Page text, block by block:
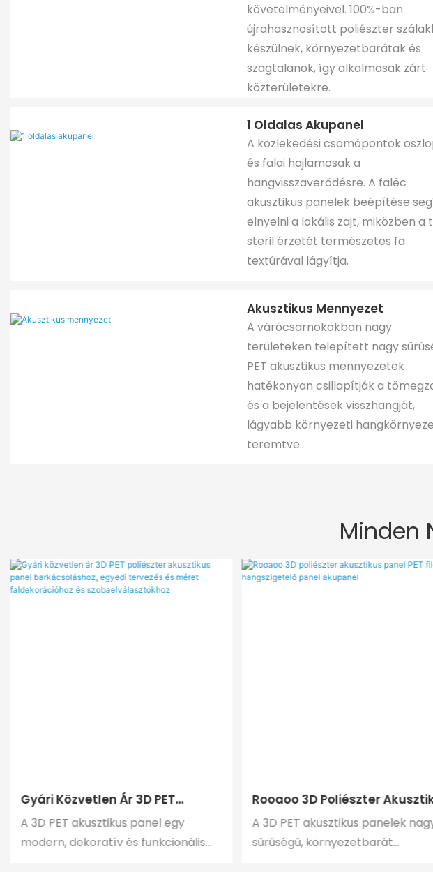
követelményeivel. 100%-ban
újrahasznosított poliészter
készülnek, környezetbarátak és
szagtalanok, így alkalmasak zárt
közterületekre.
1 Oldalas Akupanel
A közlekedési csomópontok
és falai hajlamosak a
hangvisszaverődésre. A faléc
akusztikus panelek beépítése
elnyelni a lokális zajt, miközben a
steril érzetét természetes fa
textúrával lágyítja.
Akusztikus Mennyezet
A várócsarnokokban nagy
területeken telepített nagy
PET akusztikus mennyezetek
hatékonyan csillapítják a
és a bejelentések visszhangját,
lágyabb környezeti
teremtve.
Minden
Gyári Közvetlen Ár 3D PET
Poliészter Akusztikus Panel
Barkácsoláshoz, Egyedi
Tervezés És Méret
A 3D PET akusztikus panel egy
modern, dekoratív és funkcionális
Rooaoo 3D Poliészter
Panel PET Filc Hangszigetelő
Panel Akupanel
A 3D PET akusztikus panelek
sűrűségű, környezetbarát